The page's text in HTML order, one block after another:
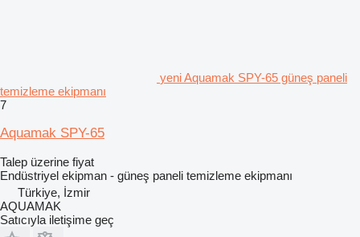
yeni Aquamak SPY-65 güneş paneli
temizleme ekipmanı
7
Aquamak SPY-65
Talep üzerine fiyat
Endüstriyel ekipman - güneş paneli temizleme ekipmanı
Türkiye, İzmir
AQUAMAK
Satıcıyla iletişime geç